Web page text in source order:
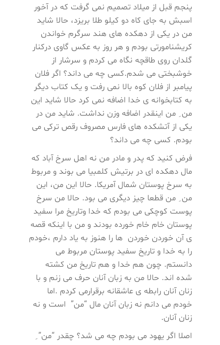
پنجم قبل از میلاد تصمیم نمی گرفت که در آخور
اسبش به جای کاه دو کیلو طلا بریزد، حالا شاید
من در یکی از دهکده های هند سرگرم خواندن
کریشنامورتی بودم و هر روز به عکس گاوی درکنار
گلدان روی طاقچه نگاه می کردم و سرشار از
خوشبختی می شدم.کسی چه می داند؟ اگر فلان
پیامبر از فلان کوه بالا نمی رفت و یک کتاب دیگر
به کتابخوانه ی خدا اضافه نمی کرد حالا شاید این
من ِ من اینقدر اضافه وزن نداشت. شاید من در
یکی از آتشکده های فارس مصروف رقص ترکی می
بودم. کسی چه می داند؟
فرض کنید که پدر و مادر من نه اهل سرخ آباد که
مال دهکده ای در برتیش کلمبیا می بوند و مربوط
به سرخ پوستان شمال آمریکا. حالا این من، این
من ِ من قطعا چیز دیگری می بود. حالا من سرخ
پوست کوچکی می بودم که خدا وتاریخ مرا سفید
پوستان خام خام خورده بودند و من با اینکه قصه
ی آن خوردن خوردن ها را هنوز به یاد دارم ،خودم
را به خدا و تاریخ سفید پوستان مربوط می
دانستم. چون هم خدا و هم تاریخ من کشته
شده اند. حالا من به زبان آنان حرف می زنم و با
زنان آنان رابطه ی عاشقانه برقرارمی کردم .اما
خودم می دانم نه زبان آنان مال “من” است و نه
زنان آنان.
اصلا اگر یهود می بودم چه می شد؟ چقدر “من” ِ